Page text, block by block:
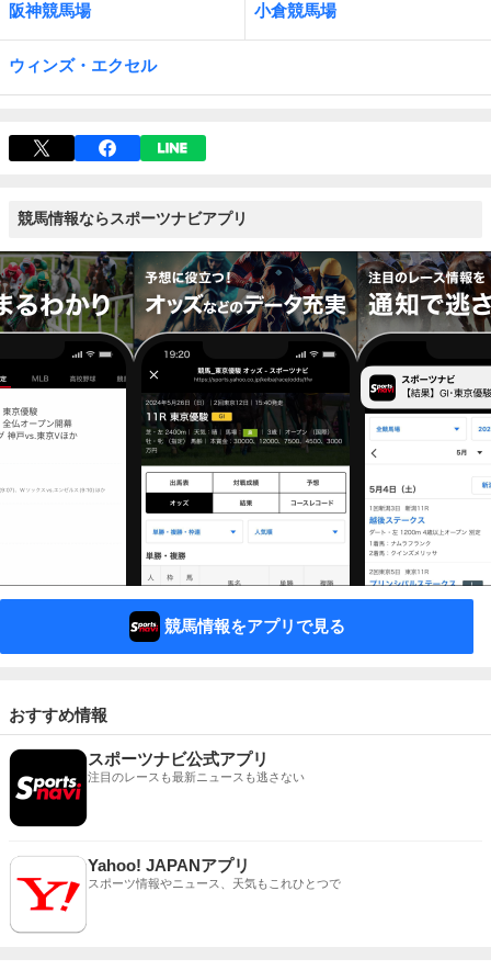
阪神競馬場 小倉競馬場
ウィンズ・エクセル
競馬情報ならスポーツナビアプリ
競馬情報をアプリで見る
おすすめ情報
スポーツナビ公式アプリ
注目のレースも最新ニュースも逃さない
Yahoo! JAPANアプリ
スポーツ情報やニュース、天気もこれひとつで